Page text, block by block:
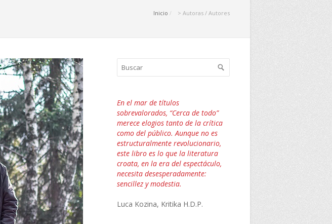
Inicio > Autoras / Autores
En el mar de títulos
sobrevalorados, “Cerca de todo”
merece elogios tanto de la crítica
como del público. Aunque no es
estructuralmente revolucionario,
este libro es lo que la literatura
croata, en la era del espectáculo,
necesita desesperadamente:
sencillez y modestia.
Luca Kozina, Kritika H.D.P.